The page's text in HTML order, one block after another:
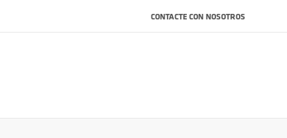
CONTACTE CON NOSOTROS